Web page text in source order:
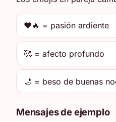
❤️🔥 = pasión ardiente
🥰 = afecto profundo
🌙 = beso de buenas
Mensajes de ejemplo